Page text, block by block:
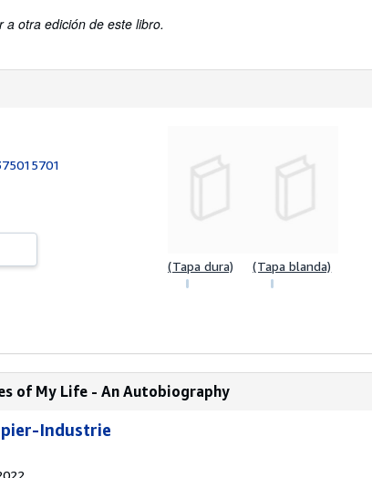
a otra edición de este libro.
(Tapa dura) (Tapa blanda)
of My Life - An Autobiography
Industrie